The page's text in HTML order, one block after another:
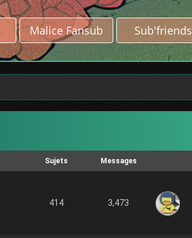
Malice Fansub Sub'friends
Sujets Messages
414 3,473